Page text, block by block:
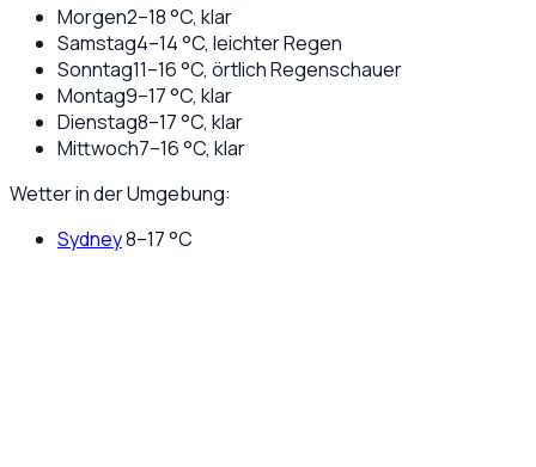
Morgen2–18°C, klar
Samstag4–14°C, leichter Regen
Sonntag11–16°C, örtlich Regenschauer
Montag9–17°C, klar
Dienstag8–17°C, klar
Mittwoch7–16°C, klar
Wetter in der Umgebung:
Sydney8–17°C